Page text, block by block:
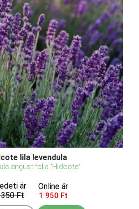
lila levendula
angustifolia 'Hidcote'
ár
Ft
Online ár
1 950 Ft